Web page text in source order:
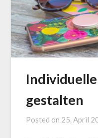
gestalten
Posted on 25. April